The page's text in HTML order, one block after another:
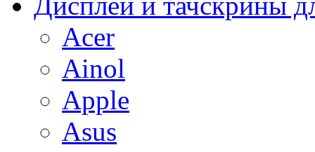
Acer
Ainol
Apple
Asus